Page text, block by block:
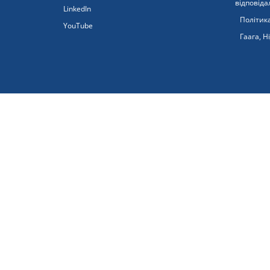
LinkedIn
YouTube
Гаага,